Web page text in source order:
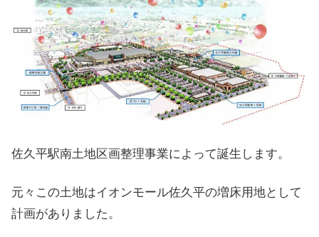
佐久平駅南土地区画整理事業によって誕生します。
元々この土地はイオンモール佐久平の増床用地として
計画がありました。